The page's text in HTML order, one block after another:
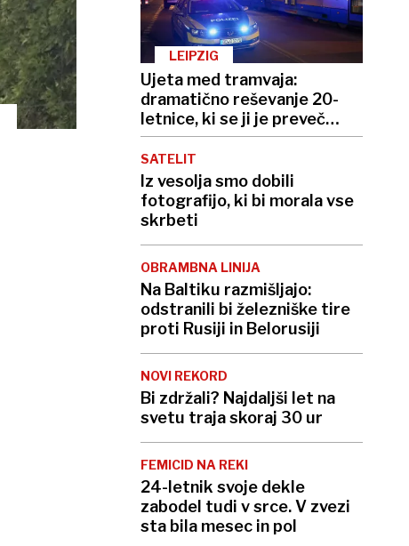
LEIPZIG
Ujeta med tramvaja:
dramatično reševanje 20-
letnice, ki se ji je preveč
mudilo
SATELIT
Iz vesolja smo dobili
fotografijo, ki bi morala vse
skrbeti
OBRAMBNA LINIJA
Na Baltiku razmišljajo:
odstranili bi železniške tire
proti Rusiji in Belorusiji
NOVI REKORD
Bi zdržali? Najdaljši let na
svetu traja skoraj 30 ur
FEMICID NA REKI
24-letnik svoje dekle
zabodel tudi v srce. V zvezi
sta bila mesec in pol